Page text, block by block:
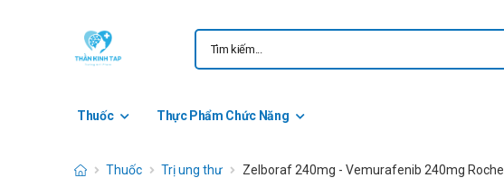
Thuốc Thực Phẩm Chức Năng
Thuốc Trị ung thư Zelboraf 240mg - Vemurafenib 240mg Roche